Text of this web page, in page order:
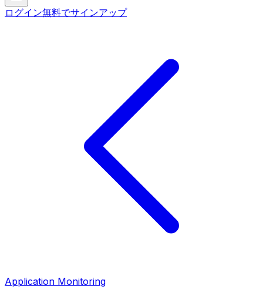
ログイン無料でサインアップ
Application Monitoring